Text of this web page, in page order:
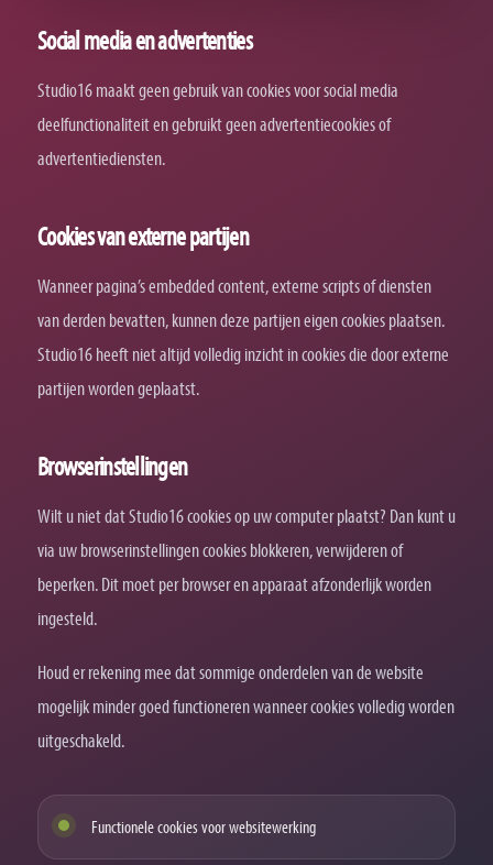
Social media en advertenties
Studio16 maakt geen gebruik van cookies voor social media
deelfunctionaliteit en gebruikt geen advertentiecookies of
advertentiediensten.
Cookies van externe partijen
Wanneer pagina’s embedded content, externe scripts of diensten
van derden bevatten, kunnen deze partijen eigen cookies plaatsen.
Studio16 heeft niet altijd volledig inzicht in cookies die door externe
partijen worden geplaatst.
Browserinstellingen
Wilt u niet dat Studio16 cookies op uw computer plaatst? Dan kunt u
via uw browserinstellingen cookies blokkeren, verwijderen of
beperken. Dit moet per browser en apparaat afzonderlijk worden
ingesteld.
Houd er rekening mee dat sommige onderdelen van de website
mogelijk minder goed functioneren wanneer cookies volledig worden
uitgeschakeld.
Functionele cookies voor websitewerking